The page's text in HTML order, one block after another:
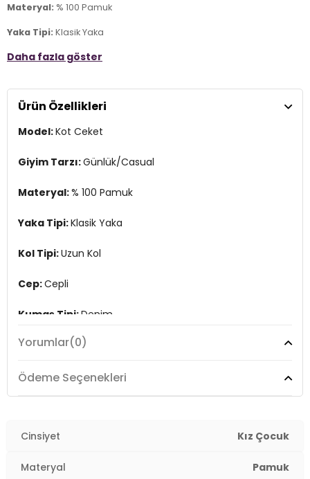
Materyal: % 100 Pamuk
Yaka Tipi: Klasik Yaka
Kol Tipi:Uzun Kol
Kumaş Tipi:Denim
Boy:Standart
Kalıp Bilgisi: Regular Fit
4DE2721000290880.42
Daha fazla göster
Ürün Özellikleri
Model:Kot Ceket
Giyim Tarzı:Günlük/Casual
Materyal:% 100 Pamuk
Yaka Tipi:Klasik Yaka
Kol Tipi:Uzun Kol
Cep:Cepli
Kumaş Tipi:Denim
Boy:Standart
Kalıp Bilgisi:Regular Fit
Menşei:
Yorumlar(0)
Ödeme Seçenekleri
Cinsiyet Kız Çocuk
Materyal Pamuk